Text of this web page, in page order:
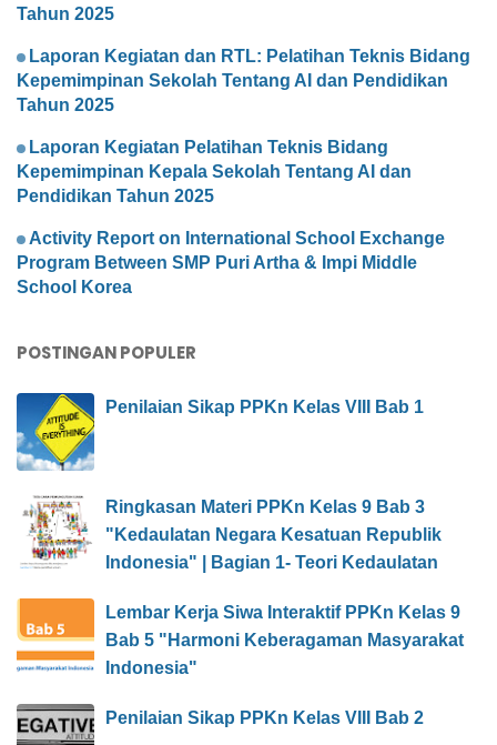
Tahun 2025
Laporan Kegiatan dan RTL: Pelatihan Teknis Bidang
Kepemimpinan Sekolah Tentang AI dan Pendidikan
Tahun 2025
Laporan Kegiatan Pelatihan Teknis Bidang
Kepemimpinan Kepala Sekolah Tentang AI dan
Pendidikan Tahun 2025
Activity Report on International School Exchange
Program Between SMP Puri Artha & Impi Middle
School Korea
POSTINGAN POPULER
Penilaian Sikap PPKn Kelas VIII Bab 1
Ringkasan Materi PPKn Kelas 9 Bab 3
"Kedaulatan Negara Kesatuan Republik
Indonesia" | Bagian 1- Teori Kedaulatan
Lembar Kerja Siwa Interaktif PPKn Kelas 9
Bab 5 "Harmoni Keberagaman Masyarakat
Indonesia"
Penilaian Sikap PPKn Kelas VIII Bab 2